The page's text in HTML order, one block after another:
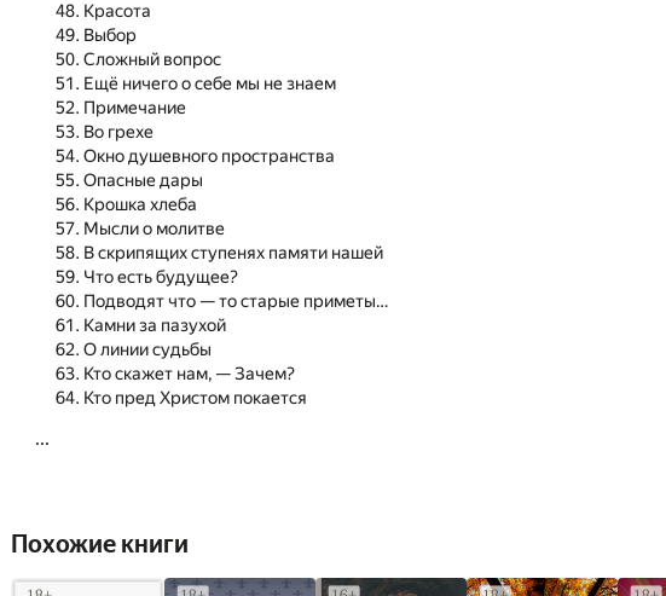
Красота
Выбор
Сложный вопрос
Ещё ничего о себе мы не знаем
Примечание
Во грехе
Окно душевного пространства
Опасные дары
Крошка хлеба
Мысли о молитве
В скрипящих ступенях памяти нашей
Что есть будущее?
Подводят что — то старые приметы…
Камни за пазухой
О линии судьбы
Кто скажет нам, — Зачем?
Кто пред Христом покается
...
Похожие книги